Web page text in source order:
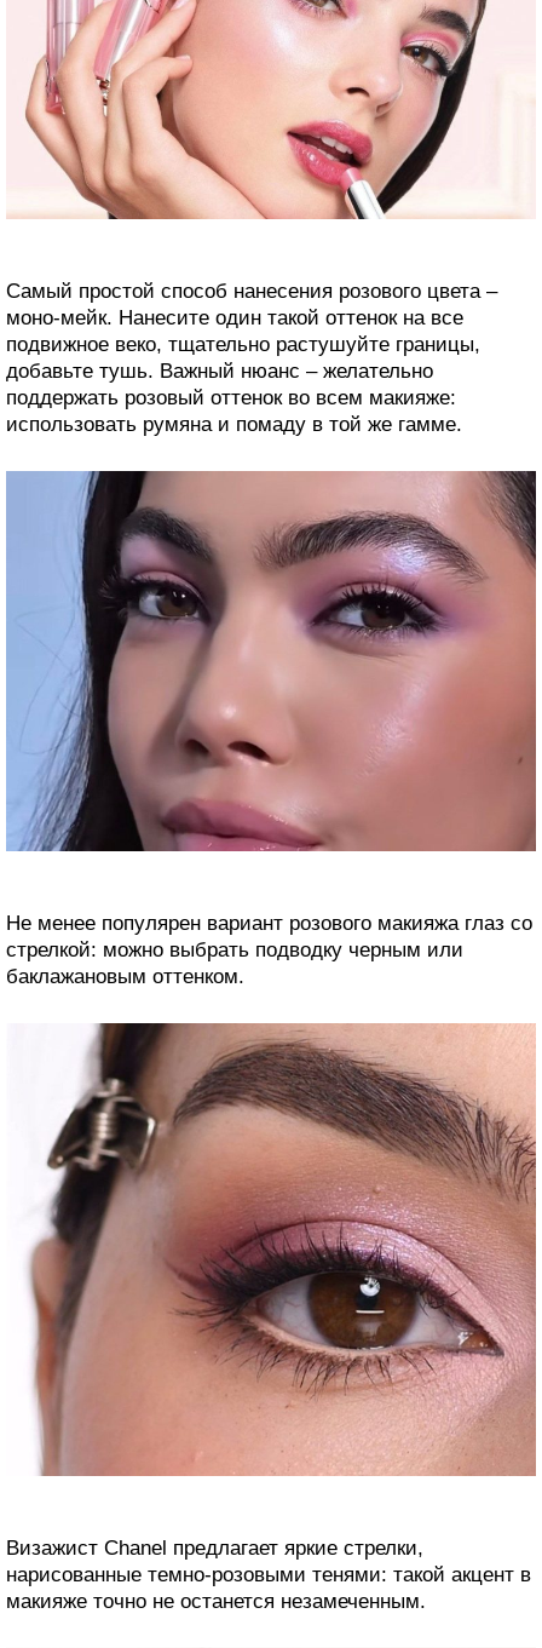
Самый простой способ нанесения розового цвета –
моно-мейк. Нанесите один такой оттенок на все
подвижное веко, тщательно растушуйте границы,
добавьте тушь. Важный нюанс – желательно
поддержать розовый оттенок во всем макияже:
использовать румяна и помаду в той же гамме.
Не менее популярен вариант розового макияжа глаз со
стрелкой: можно выбрать подводку черным или
баклажановым оттенком.
Визажист Chanel предлагает яркие стрелки,
нарисованные темно-розовыми тенями: такой акцент в
макияже точно не останется незамеченным.